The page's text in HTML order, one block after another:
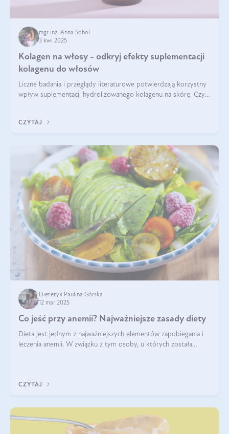
mgr inż. Anna Sobol
3 kwi 2025
Kolagen na włosy - odkryj efekty suplementacji
kolagenu do włosów
Liczne badania i przeglądy literaturowe potwierdzają korzystny
wpływ suplementacji hydrolizowanego kolagenu na skórę. Czy
CZYTAJ
Dietetyk Paulina Górska
12 mar 2025
Co jeść przy anemii? Najważniejsze zasady diety
Dieta jest jednym z najważniejszych elementów zapobiegania i
leczenia anemii. W związku z tym osoby, u których została
CZYTAJ